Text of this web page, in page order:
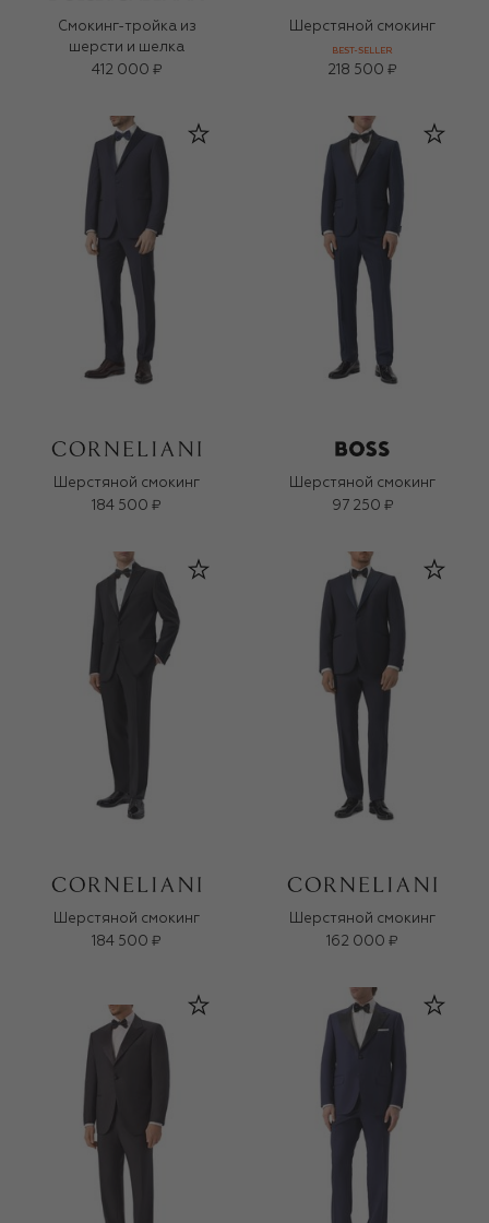
Смокинг-тройка из
шерсти и шелка
412 000 ₽
Шерстяной смокинг
BEST-SELLER
218 500 ₽
Шерстяной смокинг
184 500 ₽
Шерстяной смокинг
97 250 ₽
Шерстяной смокинг
184 500 ₽
Шерстяной смокинг
162 000 ₽